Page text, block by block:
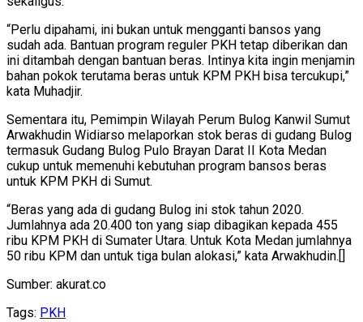
“Perlu dipahami, ini bukan untuk mengganti bansos yang
sudah ada. Bantuan program reguler PKH tetap diberikan dan
ini ditambah dengan bantuan beras. Intinya kita ingin menjamin
bahan pokok terutama beras untuk KPM PKH bisa tercukupi,”
kata Muhadjir.
Sementara itu, Pemimpin Wilayah Perum Bulog Kanwil Sumut
Arwakhudin Widiarso melaporkan stok beras di gudang Bulog
termasuk Gudang Bulog Pulo Brayan Darat II Kota Medan
cukup untuk memenuhi kebutuhan program bansos beras
untuk KPM PKH di Sumut.
“Beras yang ada di gudang Bulog ini stok tahun 2020.
Jumlahnya ada 20.400 ton yang siap dibagikan kepada 455
ribu KPM PKH di Sumater Utara. Untuk Kota Medan jumlahnya
50 ribu KPM dan untuk tiga bulan alokasi,” kata Arwakhudin.[]
Sumber: akurat.co
Tags: PKH